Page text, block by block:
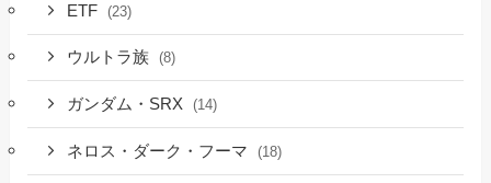
ETF (23)
ウルトラ族 (8)
ガンダム・SRX (14)
ネロス・ダーク・フーマ (18)